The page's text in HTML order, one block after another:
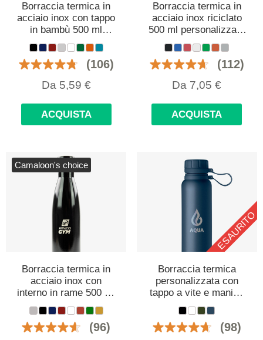
Borraccia termica in
acciaio inox con tappo
in bambù 500 ml
personalizzata con
logo
(106)
Da 5,59 €
ACQUISTA
Borraccia termica in
acciaio inox riciclato
500 ml personalizzata
con logo
(112)
Da 7,05 €
ACQUISTA
Camaloon's choice
Borraccia termica in
acciaio inox con
interno in rame 500 ml
personalizzata con
logo
(96)
ESAURITO
Borraccia termica
personalizzata con
tappo a vite e manico
in silicone 780 ml
(98)